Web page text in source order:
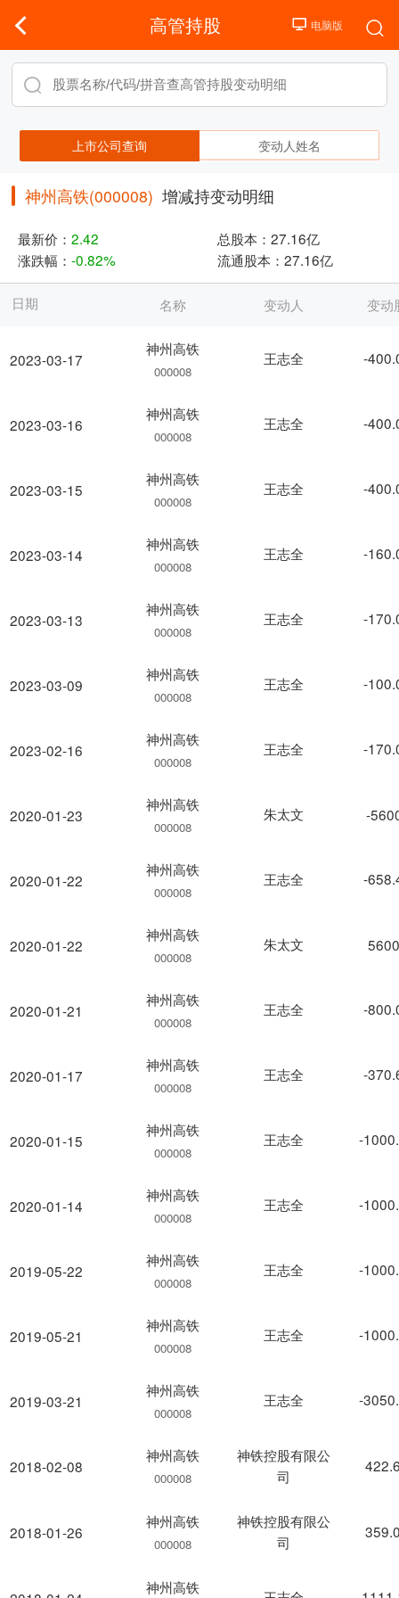
高管持股
上市公司查询 变动人姓名
神州高铁(000008) 增减持变动明细
最新价： 2.42 总股本： 27.16亿
涨跌幅： -0.82% 流通股本： 27.16亿
日期
2023-03-17
2023-03-16
2023-03-15
2023-03-14
2023-03-13
2023-03-09
2023-02-16
2020-01-23
2020-01-22
2020-01-22
2020-01-21
2020-01-17
2020-01-15
2020-01-14
2019-05-22
2019-05-21
2019-03-21
2018-02-08
2018-01-26
名称 变动人 变动
神州高铁
000008
王志全 -
神州高铁
000008
王志全 -
神州高铁
000008
王志全 -
神州高铁
000008
王志全 -
神州高铁
000008
王志全 -
神州高铁
000008
王志全 -
神州高铁
000008
王志全 -
神州高铁
000008
朱太文 -
神州高铁
000008
王志全 -
神州高铁
000008
朱太文
神州高铁
000008
王志全 -
神州高铁
000008
王志全 -
神州高铁
000008
王志全 -
神州高铁
000008
王志全 -
神州高铁
000008
王志全 -
神州高铁
000008
王志全 -
神州高铁
000008
王志全 -
神州高铁
000008
神铁控股有限公
司
神州高铁
000008
神铁控股有限公
司
神州高铁